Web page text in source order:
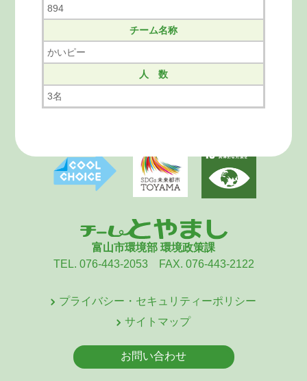
894
チーム名称
かいピー
人 数
3名
富山市環境部 環境政策課
TEL. 076-443-2053 FAX. 076-443-2122
プライバシー・セキュリティーポリシー
サイトマップ
お問い合わせ